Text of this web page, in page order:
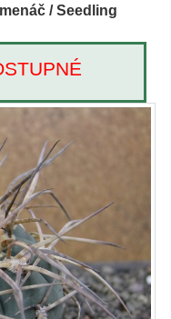
/ Seedling